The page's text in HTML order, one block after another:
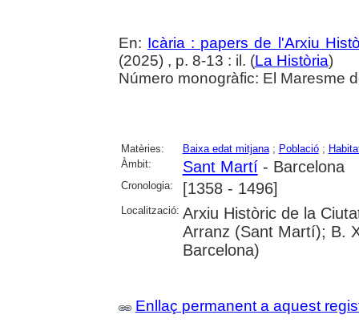
En: Icària : papers de l'Arxiu
(2025) , p. 8-13 : il. (La Història)
Número monogràfic: El Maresme
Matèries: Baixa edat mitjana; Població;
Àmbit:
Sant Martí- Barcelona
Cronologia: [1358 - 1496]
Localització: Arxiu Històric de la
Arranz (Sant Martí); B.
Barcelona)
Enllaç permanent a aquest